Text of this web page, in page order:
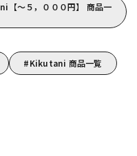
【～５，０００円】 商品一
Kikutani 商品一覧